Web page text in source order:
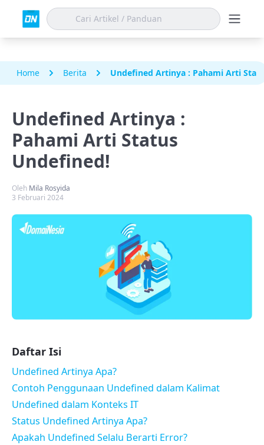
Home Berita Undefined Artinya : Pahami Arti
Undefined Artinya :
Pahami Arti Status
Undefined!
Oleh Mila Rosyida
3 Februari 2024
Daftar Isi
Undefined Artinya Apa?
Contoh Penggunaan Undefined dalam Kalimat
Undefined dalam Konteks IT
Status Undefined Artinya Apa?
Apakah Undefined Selalu Berarti Error?